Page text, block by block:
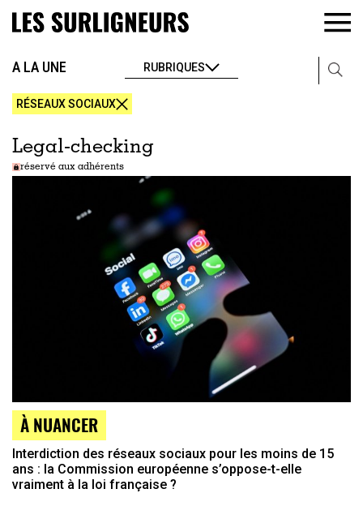
A LA UNE RUBRIQUES
RÉSEAUX SOCIAUX
Legal-checking
réservé aux adhérents
À NUANCER
Interdiction des réseaux sociaux pour les moins de 15
ans : la Commission européenne s’oppose-t-elle
vraiment à la loi française ?